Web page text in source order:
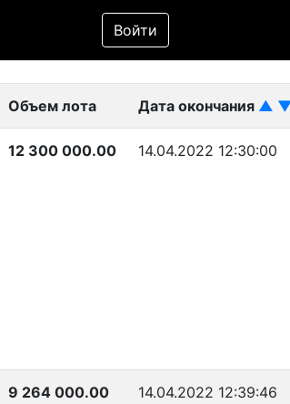
Войти
Фильтр
Объем лота Дата окончания ▲
12 300 000.00 14.04.2022 12:30:00
9 264 000.00 14.04.2022 12:39:46